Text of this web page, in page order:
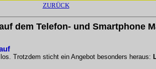
ZURÜCK
dem Telefon- und Smartphone
Trotzdem sticht ein Angebot besonders heraus: